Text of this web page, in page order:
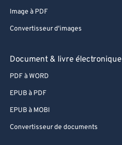
Image à PDF
Convertisseur d'images
Document & livre électronique
PDF à WORD
EPUB à PDF
EPUB à MOBI
Convertisseur de documents